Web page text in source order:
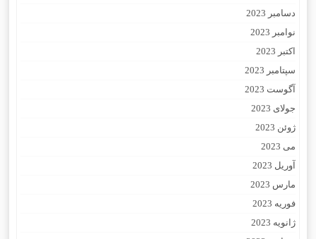
دسامبر 2023
نوامبر 2023
اکتبر 2023
سپتامبر 2023
آگوست 2023
جولای 2023
ژوئن 2023
می 2023
آوریل 2023
مارس 2023
فوریه 2023
ژانویه 2023